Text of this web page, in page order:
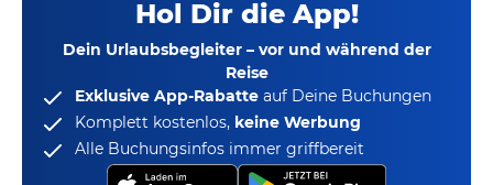
Hol Dir die App!
Dein Urlaubsbegleiter – vor und während der
Reise
Exklusive App-Rabatte auf Deine Buchungen
Komplett kostenlos, keine Werbung
Alle Buchungsinfos immer griffbereit